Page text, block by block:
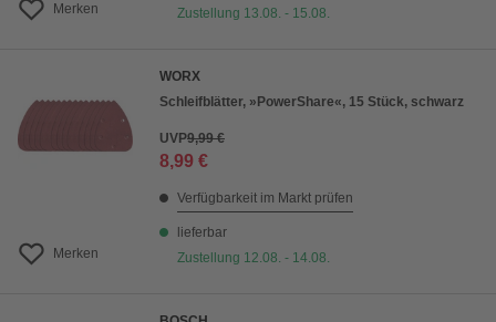
Merken
Zustellung 13.08. - 15.08.
Merken
WORX
Schleifblätter, »PowerShare«, 15 Stück, schwarz
UVP9,99 €
8,99 €
Verfügbarkeit im Markt prüfen
lieferbar
Zustellung 12.08. - 14.08.